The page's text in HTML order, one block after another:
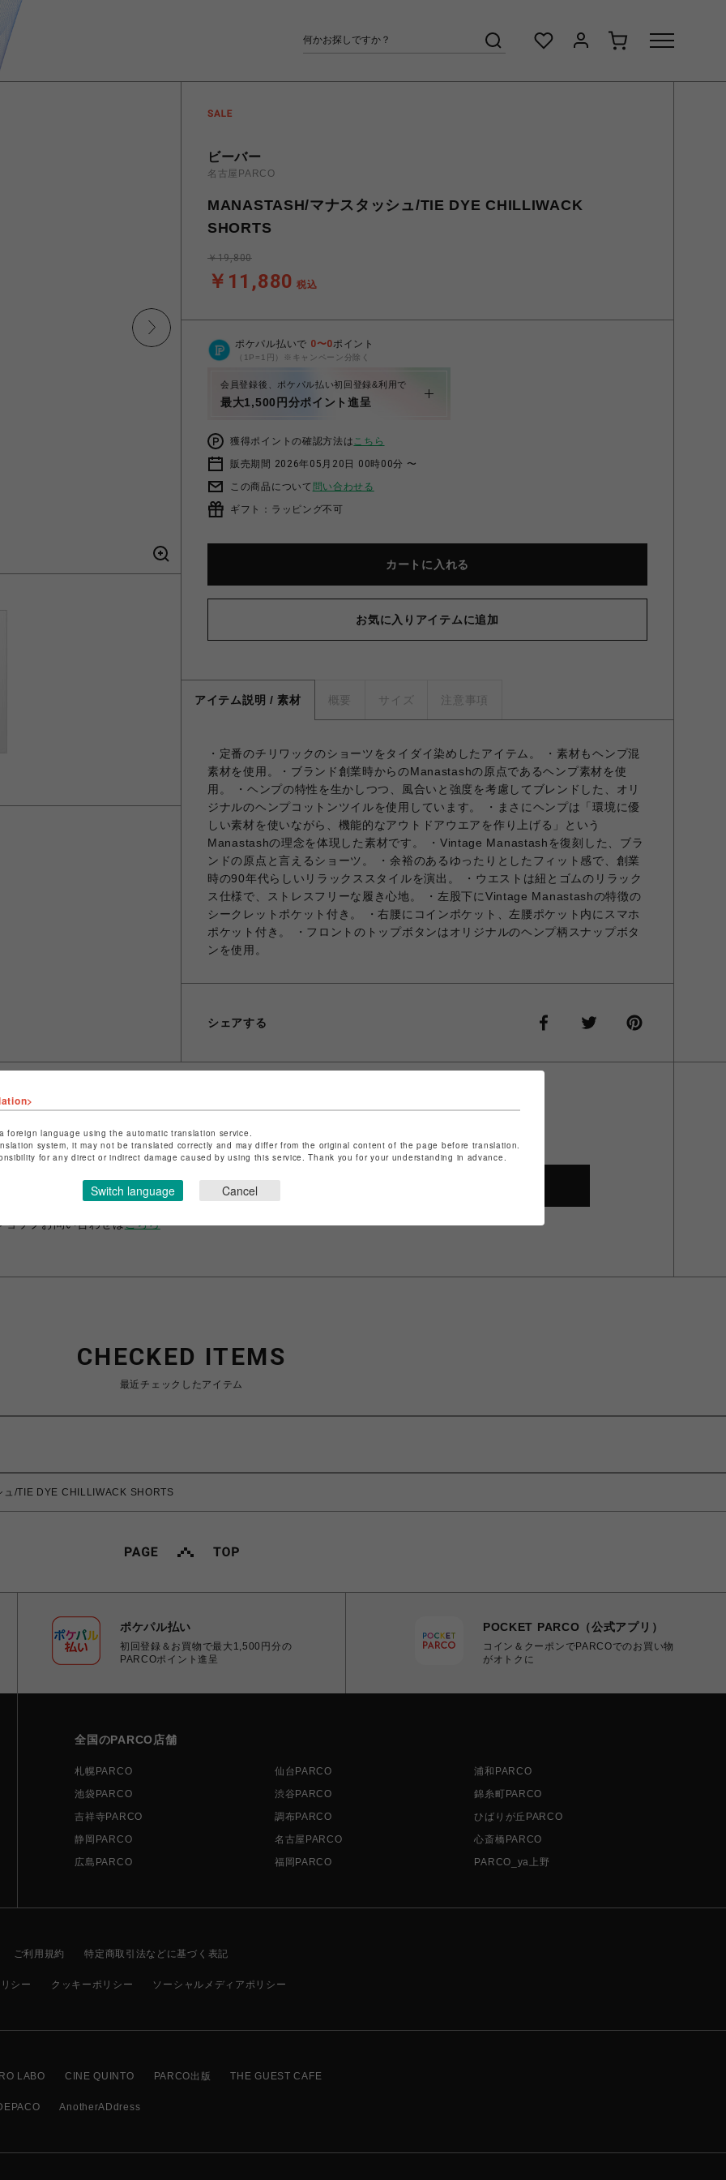
ビーバー
名古屋PARCO
MANASTASH/マナスタッシュ/TIE DYE CHILLIWACK
SHORTS
￥11,880 税込
￥19,800
ポケパル払いで 0〜0ポイント
（1P=1円）※キャンペーン分除く
会員登録後、ポケパル払い初回登録&利用で
最大1,500円分ポイント進呈
獲得ポイントの確認方法はこちら
販売期間 2026年05月20日 00時00分 〜
この商品について 問い合わせる
ギフト：ラッピング不可
カートに入れる
お気に入りアイテムに追加
アイテム説明 / 素材 概要 サイズ 注意事項
・定番のチリワックのショーツをタイダイ染めしたアイテム。 ・素材もヘンプ混
素材を使用。・ブランド創業時からのManastashの原点であるヘンプ素材を使
用。 ・ヘンプの特性を生かしつつ、風合いと強度を考慮してブレンドした、オリ
ジナルのヘンプコットンツイルを使用しています。 ・まさにヘンプは「環境に優
しい素材を使いながら、機能的なアウトドアウエアを作り上げる」という
Manastashの理念を体現した素材です。 ・Vintage Manastashを復刻した、ブラ
ンドの原点と言えるショーツ。 ・余裕のあるゆったりとしたフィット感で、創業
時の90年代らしいリラックススタイルを演出。 ・ウエストは紐とゴムのリラック
ス仕様で、ストレスフリーな履き心地。 ・左股下にVintage Manastashの特徴の
シークレットポケット付き。 ・右腰にコインポケット、左腰ポケット内にスマホ
ポケット付き。 ・フロントのトップボタンはオリジナルのヘンプ柄スナップボタ
ンを使用。
シェアする
ョップ名
ビーバー
定商取引法など法令に基づく表記は
こちら
ョップお問い合わせはこちら
CHECKED ITEMS
最近チェックしたアイテム
ュ/TIE DYE CHILLIWACK SHORTS
ポケパル払い
初回登録＆お買物で最大1,500円分の
PARCOポイント進呈
POCKET PARCO（公式アプリ）
コイン＆クーポンでPARCOでのお買い物
がオトクに
全国のPARCO店舗
札幌PARCO 仙台PARCO
浦和PARCO
池袋PARCO
渋谷PARCO
錦糸町PARCO
吉祥寺PARCO
調布PARCO
ひばりが丘PARCO
静岡PARCO
名古屋PARCO
心斎橋PARCO
広島PARCO
福岡PARCO PARCO_ya上野
ご利用規約 特定商取引法などに基づく表記
シー クッキーポリシー ソーシャルメディアポリシー
LABO CINE QUINTO PARCO出版 THE GUEST CAFE
AnotherADdress
foreign language using the automatic translation service.
system, it may not be translated correctly and may differ from the original content of the page before translation.
for any direct or indirect damage caused by using this service. Thank you for your understanding in advance.
Switch language Cancel